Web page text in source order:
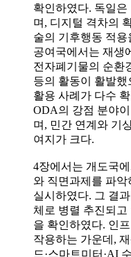
확인하였다. 독일
며, 디지털 격차의
술의 기후행동 적
공여국에서는 재생
전자폐기물의 순환
등의 활동이 활발
활용 사례가 다수
ODA의 강점 분야
며, 민간 연계와 기
여지가 크다.
4장에서는 개도국
와 직면과제를 파
실시하였다. 그 결
체로 병렬 추진되
을 확인하였다. 인
작용하는 가운데,
드·스마트미터·AI